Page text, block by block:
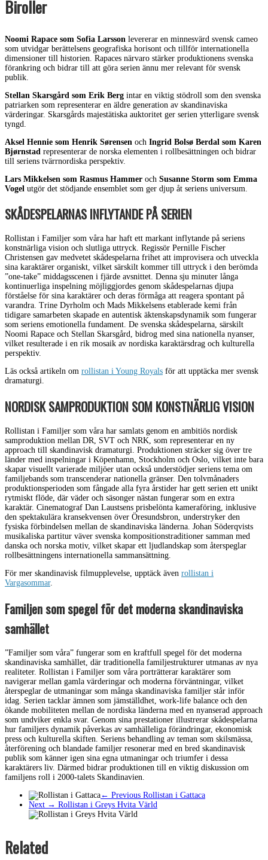
Biroller
Noomi Rapace som Sofia Larsson levererar en minnesvärd svensk cameo
som utvidgar berättelsens geografiska horisont och tillför internationella
dimensioner till historien. Rapaces närvaro stärker produktionens svenska
förankring och bidrar till att göra serien ännu mer relevant för svensk
publik.
Stellan Skarsgård som Erik Berg intar en viktig stödroll som den svenska
patriarken som representerar en äldre generation av skandinaviska
värderingar. Skarsgårds majestätiska auktoritet ger serien ytterligare svensk
tyngd.
Aksel Hennie som Henrik Sørensen och Ingrid Bolsø Berdal som Karen
Bjørnstad representerar de norska elementen i rollbesättningen och bidrar
till seriens tvärrnordiska perspektiv.
Lars Mikkelsen som Rasmus Hammer och Susanne Storm som Emma
Vogel utgör det stödjande ensemblet som ger djup åt seriens universum.
SKÅDESPELARNAS INFLYTANDE PÅ SERIEN
Rollistan i Familjer som våra har haft ett markant inflytande på seriens
konstnärliga vision och slutliga uttryck. Regissör Pernille Fischer
Christensen gav medvetet skådespelarna frihet att improvisera och utveckla
sina karaktärer organiskt, vilket särskilt kommer till uttryck i den berömda
”one-take” middagsscenen i fjärde avsnittet. Denna sju minuter långa
kontinuerliga inspelning möjliggjordes genom skådespelarnas djupa
förståelse för sina karaktärer och deras förmåga att reagera spontant på
varandra. Trine Dyrholm och Mads Mikkelsens etablerade kemi från
tidigare samarbeten skapade en autentisk äktenskapsdynamik som fungerar
som seriens emotionella fundament. De svenska skådespelarna, särskilt
Noomi Rapace och Stellan Skarsgård, bidrog med sina nationella nyanser,
vilket resulterade i en rik mosaik av nordiska karaktärsdrag och kulturella
perspektiv.
Läs också artikeln om rollistan i Young Royals för att upptäcka mer svensk
dramaturgi.
NORDISK SAMPRODUKTION SOM KONSTNÄRLIG VISION
Rollistan i Familjer som våra har samlats genom en ambitiös nordisk
samproduktion mellan DR, SVT och NRK, som representerar en ny
approach till skandinavisk dramaturgi. Produktionen sträcker sig över tre
länder med inspelningar i Köpenhamn, Stockholm och Oslo, vilket inte bara
skapar visuellt varierade miljöer utan också understödjer seriens tema om
familjebands som transcenderar nationella gränser. Den tolvmånaders
produktionsperioden som fångade alla fyra årstider har gett serien ett unikt
rytmiskt flöde, där väder och säsonger nästan fungerar som en extra
karaktär. Cinematograf Dan Laustsens prisbelönta kameraföring, inklusive
den spektakulära kransekvensen över Öresundsbron, understryker den
fysiska förbindelsen mellan de skandinaviska länderna. Johan Söderqvists
musikaliska partitur väver svenska kompositionstraditioner samman med
danska och norska motiv, vilket skapar ett ljudlandskap som återspeglar
rollbesättningens internationella sammansättning.
För mer skandinavisk filmupplevelse, upptäck även rollistan i
Vargasommar.
Familjen som spegel för det moderna skandinaviska
samhället
”Familjer som våra” fungerar som en kraftfull spegel för det moderna
skandinaviska samhället, där traditionella familjestrukturer utmanas av nya
realiteter. Rollistan i Familjer som våra porträtterar karaktärer som
navigerar mellan gamla värderingar och moderna förväntningar, vilket
återspeglar de utmaningar som många skandinaviska familjer står inför
idag. Serien tacklar ämnen som jämställdhet, work-life balance och den
ökande mobiliteten mellan de nordiska länderna med en nyanserad approach
som undviker enkla svar. Genom sina prestationer illustrerar skådespelarna
hur familjers dynamik påverkas av samhälleliga förändringar, ekonomisk
press och kulturella skiften. Seriens behandling av teman som skilsmässa,
återförening och blandade familjer resonerar med en bred skandinavisk
publik som känner igen sina egna utmaningar och triumfer i dessa
karaktärers liv. Därmed bidrar produktionen till en viktig diskussion om
familjens roll i 2000-talets Skandinavien.
← Previous Rollistan i Gattaca
Next → Rollistan i Greys Hvita Värld
Related